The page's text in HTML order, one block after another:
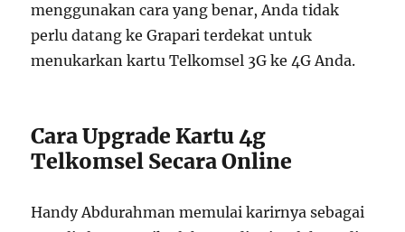
menggunakan cara yang benar, Anda tidak
perlu datang ke Grapari terdekat untuk
menukarkan kartu Telkomsel 3G ke 4G Anda.
Cara Upgrade Kartu 4g
Telkomsel Secara Online
Handy Abdurahman memulai karirnya sebagai